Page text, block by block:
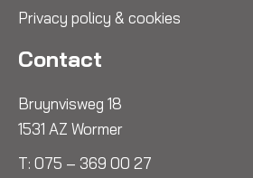
Privacy policy & cookies
Contact
Bruynvisweg 18
1531 AZ Wormer
T: 075 – 369 00 27